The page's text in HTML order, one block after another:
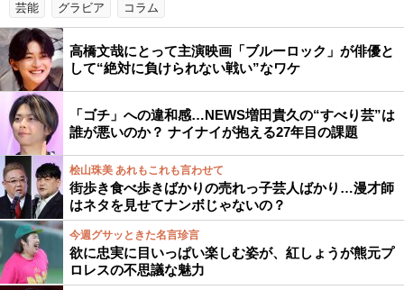
芸能 グラビア コラム
高橋文哉にとって主演映画「ブルーロック」が俳優と
して“絶対に負けられない戦い”なワケ
「ゴチ」への違和感…NEWS増田貴久の“すべり芸”は
誰が悪いのか？ ナイナイが抱える27年目の課題
桧山珠美 あれもこれも言わせて
街歩き食べ歩きばかりの売れっ子芸人ばかり…漫才師
はネタを見せてナンボじゃないの？
今週グサッときた名言珍言
欲に忠実に目いっぱい楽しむ姿が、紅しょうが熊元プ
ロレスの不思議な魅力